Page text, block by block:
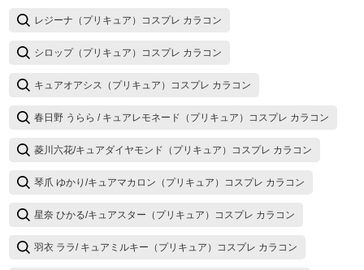
レジーナ（プリキュア）コスプレ カラコン
シロップ（プリキュア）コスプレ カラコン
キュアオアシス（プリキュア）コスプレ カラコン
春日野 うらら / キュアレモネード（プリキュア）コスプレ カラコン
菱川六花/キュアダイヤモンド（プリキュア）コスプレ カラコン
琴爪 ゆかり/キュアマカロン（プリキュア）コスプレ カラコン
星奈 ひかる/キュアスター（プリキュア）コスプレ カラコン
羽衣 ララ/ キュアミルキー（プリキュア）コスプレ カラコン